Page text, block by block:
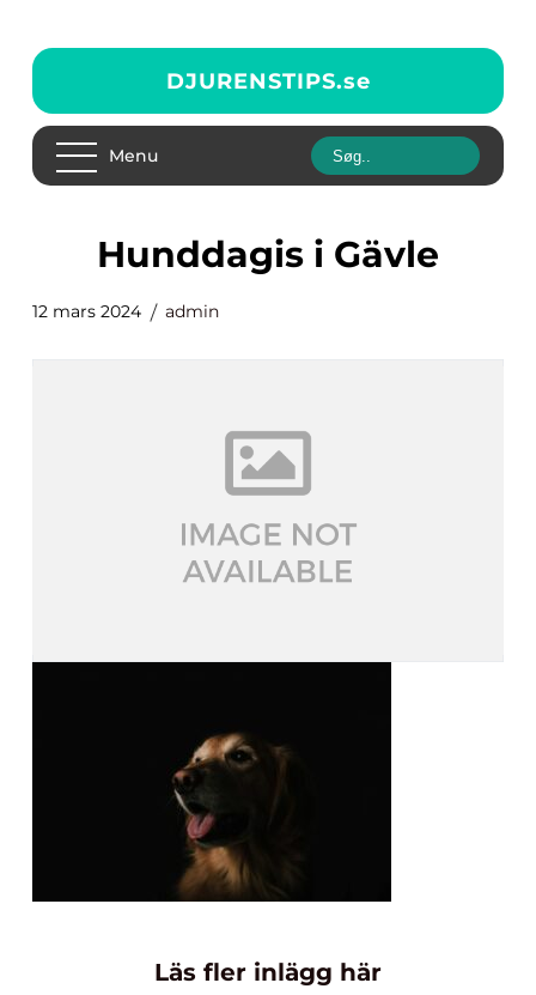
DJURENSTIPS.se
Menu
Hunddagis i Gävle
12 mars 2024 admin
Läs fler inlägg här